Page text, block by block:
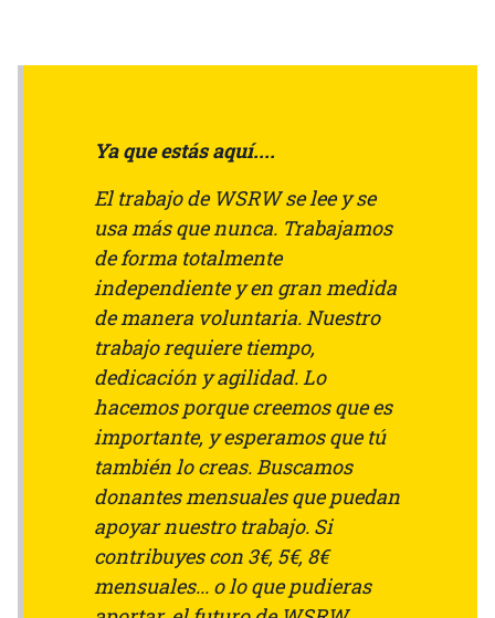
Ya que estás aquí....
El trabajo de WSRW se lee y se
usa más que nunca. Trabajamos
de forma totalmente
independiente y en gran medida
de manera voluntaria. Nuestro
trabajo requiere tiempo,
dedicación y agilidad. Lo
hacemos porque creemos que es
importante, y esperamos que tú
también lo creas. Buscamos
donantes mensuales que puedan
apoyar nuestro trabajo. Si
contribuyes con 3€, 5€, 8€
mensuales... o lo que pudieras